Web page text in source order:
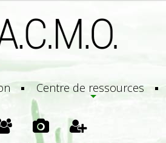
Centre de ressources